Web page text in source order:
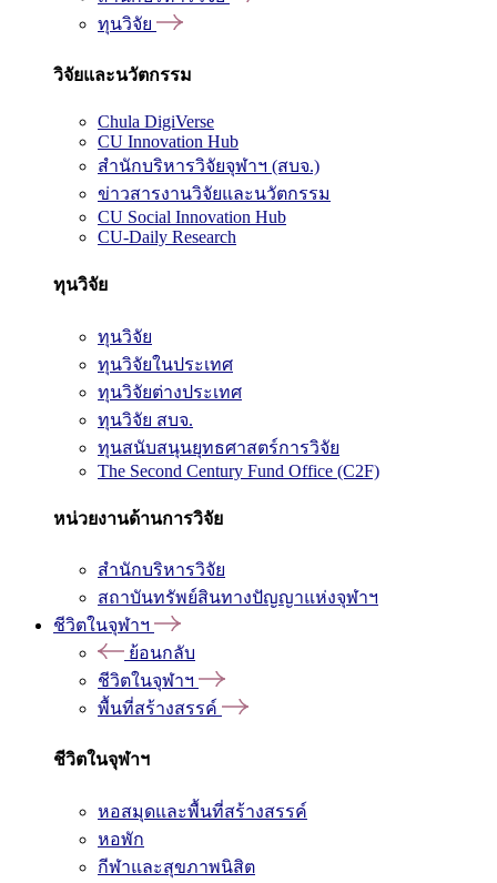
ทุนวิจัย
วิจัยและนวัตกรรม
Chula DigiVerse
CU Innovation Hub
สำนักบริหารวิจัยจุฬาฯ (สบจ.)
ข่าวสารงานวิจัยและนวัตกรรม
CU Social Innovation Hub
CU-Daily Research
ทุนวิจัย
ทุนวิจัย
ทุนวิจัยในประเทศ
ทุนวิจัยต่างประเทศ
ทุนวิจัย สบจ.
ทุนสนับสนุนยุทธศาสตร์การวิจัย
The Second Century Fund Office (C2F)
หน่วยงานด้านการวิจัย
สำนักบริหารวิจัย
สถาบันทรัพย์สินทางปัญญาแห่งจุฬาฯ
ชีวิตในจุฬาฯ
ย้อนกลับ
ชีวิตในจุฬาฯ
พื้นที่สร้างสรรค์
ชีวิตในจุฬาฯ
หอสมุดและพื้นที่สร้างสรรค์
หอพัก
กีฬาและสุขภาพนิสิต